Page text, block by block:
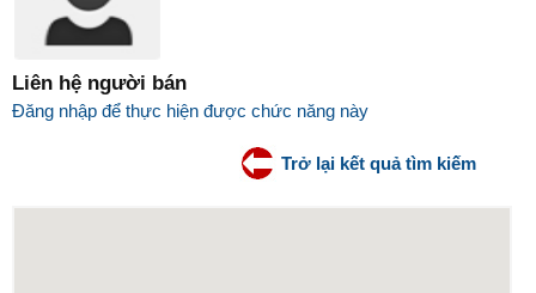
Liên hệ người bán
Đăng nhập để thực hiện được chức năng này
Trở lại kết quả tìm kiếm